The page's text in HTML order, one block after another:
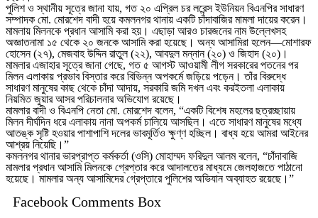
পুলিশ ও স্থানীয় সূত্রে জানা যায়, গত ২০ এপ্রিল চর লরেন্স ইউনিয়ন বিএনপির সাধারণ
সম্পাদক মো. মোরশেদ বাদী হয়ে কমলনগর থানায় একটি চাঁদাবাজির মামলা দায়ের করেন।
মামলায় মিলনকে প্রধান আসামি করা হয়। এছাড়া আরও চারজনের নাম উল্লেখসহ
অজ্ঞাতনামা ১৫ থেকে ২০ জনকে আসামি করা হয়েছে। অন্য আসামিরা হলেন—মোশারফ
হোসেন (২৭), মেজবাহ উদ্দিন রাতুল (২২), আবদুল মন্নান (২০) ও জিহাদ (২০)।
মামলার এজাহার সূত্রে জানা গেছে, গত ৫ আগস্ট আওয়ামী লীগ সরকারের পতনের পর
মিলন এলাকায় প্রভাব বিস্তার করে বিভিন্ন অপকর্মে জড়িয়ে পড়েন। তাঁর বিরুদ্ধে
সাধারণ মানুষের কাছ থেকে চাঁদা আদায়, সরকারি জমি দখল এবং করইতলা এলাকায়
নিয়মিত জুয়ার আসর পরিচালনার অভিযোগ রয়েছে।
মামলার বাদী ও বিএনপি নেতা মো. মোরশেদ বলেন, “একটি বিশেষ মহলের ছত্রচ্ছায়ায়
মিলন দীর্ঘদিন ধরে এলাকায় নানা অপকর্ম চালিয়ে আসছিল। এতে সাধারণ মানুষের মধ্যে
আতঙ্ক সৃষ্টি হওয়ার পাশাপাশি দলের ভাবমূর্তিও ক্ষুণ্ণ হচ্ছিল। বাধ্য হয়ে আমরা আইনের
আশ্রয় নিয়েছি।”
কমলনগর থানার ভারপ্রাপ্ত কর্মকর্তা (ওসি) মোহাম্মদ ফরিদুল আলম বলেন, “চাঁদাবাজি
মামলার প্রধান আসামি মিলনকে গ্রেপ্তার করে আদালতের মাধ্যমে জেলহাজতে পাঠানো
হয়েছে। মামলার অন্য আসামিদের গ্রেপ্তারে পুলিশের অভিযান অব্যাহত রয়েছে।”
Facebook Comments Box